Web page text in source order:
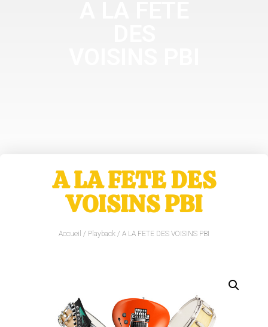
A LA FETE DES
VOISINS PBI
Accueil / Playback / A LA FETE DES VOISINS PBI